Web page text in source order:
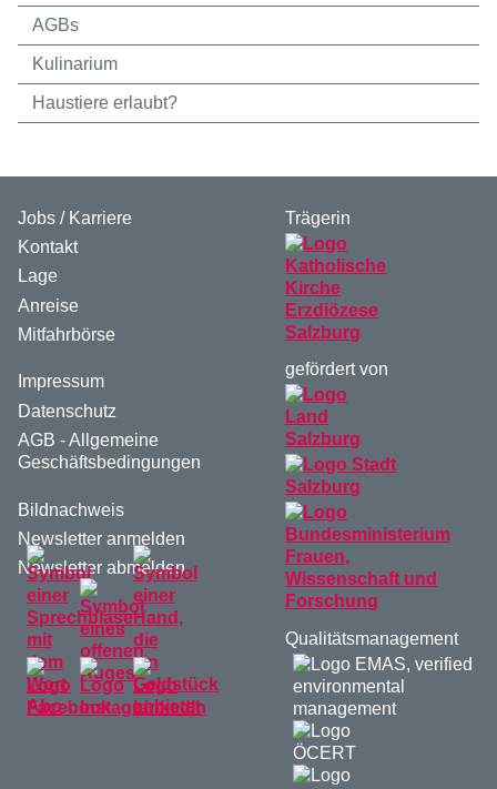
AGBs
Kulinarium
Haustiere erlaubt?
Jobs / Karriere
Kontakt
Lage
Anreise
Mitfahrbörse
Impressum
Datenschutz
AGB - Allgemeine
Geschäftsbedingungen
Bildnachweis
Newsletter anmelden
Newsletter abmelden
Trägerin
gefördert von
Qualitätsmanagement